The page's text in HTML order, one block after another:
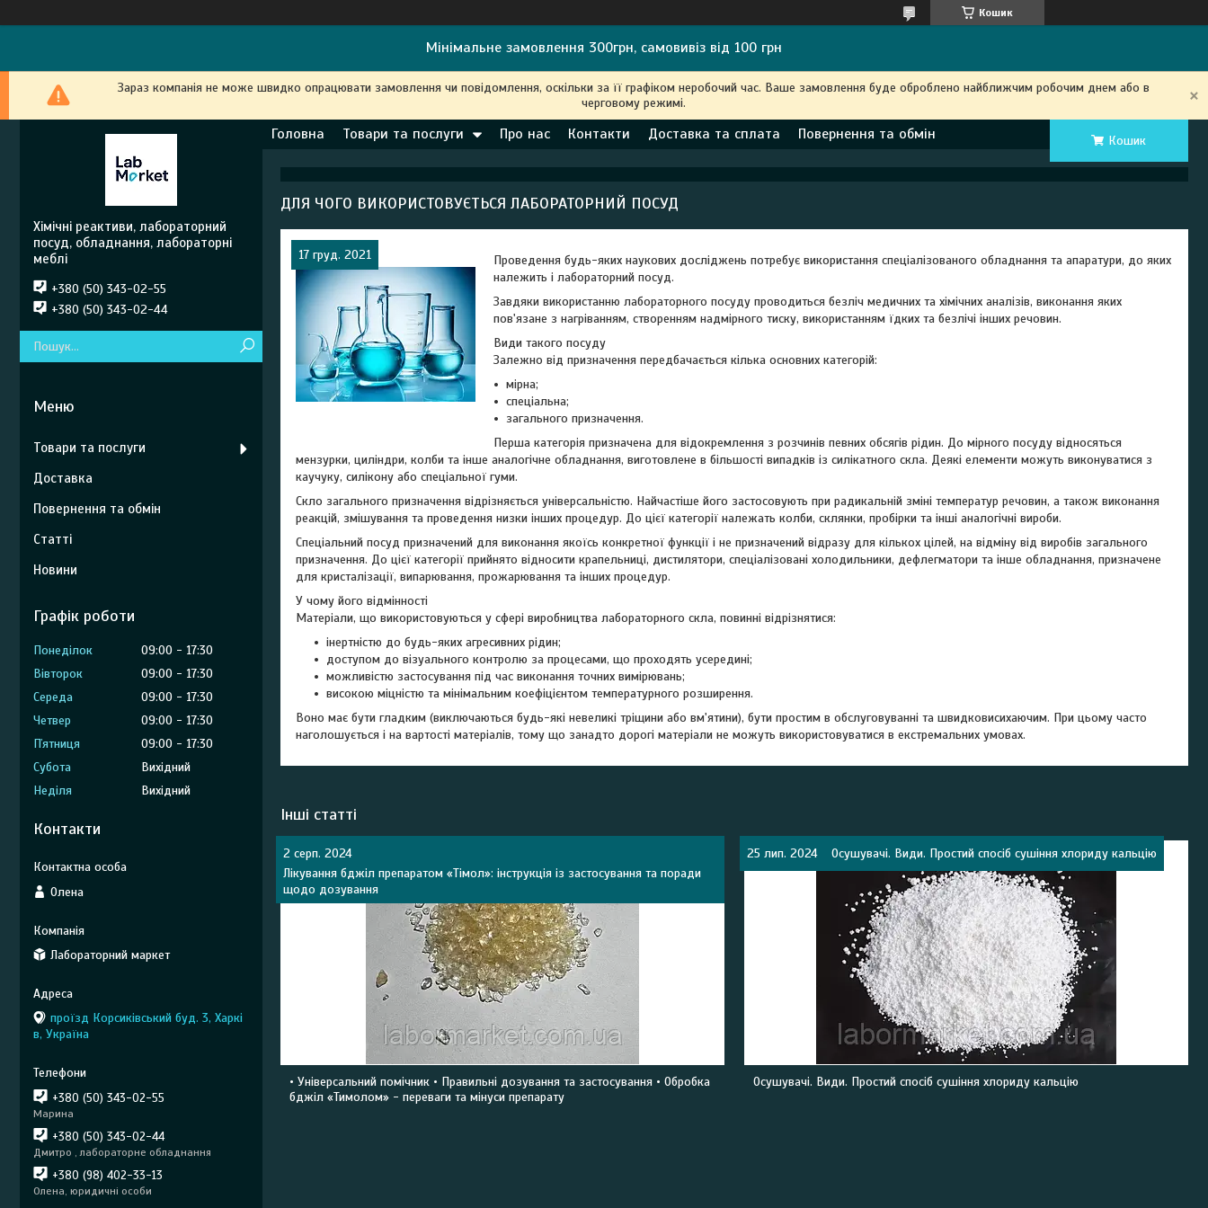
Кошик
Мінімальне замовлення 300грн, самовивіз від 100 грн
Зараз компанія не може швидко опрацювати замовлення чи повідомлення, оскільки за її графіком неробочий час. Ваше замовлення буде оброблено найближчим робочим днем ​​або в
черговому режимі.
Головна Товари та послуги Про нас Контакти Доставка та сплата Повернення та обмін Кошик
ДЛЯ ЧОГО ВИКОРИСТОВУЄТЬСЯ ЛАБОРАТОРНИЙ ПОСУД
17 груд. 2021
Проведення будь-яких наукових досліджень потребує використання спеціалізованого обладнання та апаратури, до яких
належить і лабораторний посуд.
Завдяки використанню лабораторного посуду проводиться безліч медичних та хімічних аналізів, виконання яких
пов'язане з нагріванням, створенням надмірного тиску, використанням їдких та безлічі інших речовин.
Види такого посуду
Залежно від призначення передбачається кілька основних категорій:
мірна;
спеціальна;
загального призначення.
Перша категорія призначена для відокремлення з розчинів певних обсягів рідин. До мірного посуду відносяться
мензурки, циліндри, колби та інше аналогічне обладнання, виготовлене в більшості випадків із силікатного скла. Деякі елементи можуть виконуватися з
каучуку, силікону або спеціальної гуми.
Скло загального призначення відрізняється універсальністю. Найчастіше його застосовують при радикальній зміні температур речовин, а також виконання
реакцій, змішування та проведення низки інших процедур. До цієї категорії належать колби, склянки, пробірки та інші аналогічні вироби.
Спеціальний посуд призначений для виконання якоїсь конкретної функції і не призначений відразу для кількох цілей, на відміну від виробів загального
призначення. До цієї категорії прийнято відносити крапельниці, дистилятори, спеціалізовані холодильники, дефлегматори та інше обладнання, призначене
для кристалізації, випарювання, прожарювання та інших процедур.
У чому його відмінності
Матеріали, що використовуються у сфері виробництва лабораторного скла, повинні відрізнятися:
інертністю до будь-яких агресивних рідин;
доступом до візуального контролю за процесами, що проходять усередині;
можливістю застосування під час виконання точних вимірювань;
високою міцністю та мінімальним коефіцієнтом температурного розширення.
Воно має бути гладким (виключаються будь-які невеликі тріщини або вм'ятини), бути простим в обслуговуванні та швидковисихаючим. При цьому часто
наголошується і на вартості матеріалів, тому що занадто дорогі матеріали не можуть використовуватися в екстремальних умовах.
Інші статті
2 серп. 2024
Лікування бджіл препаратом «Тімол»: інструкція із застосування та поради
щодо дозування
• Універсальний помічник • Правильні дозування та застосування • Обробка
бджіл «Тимолом» - переваги та мінуси препарату
25 лип. 2024 Осушувачі. Види. Простий спосіб сушіння хлориду кальцію
Осушувачі. Види. Простий спосіб сушіння хлориду кальцію
Хімічні реактиви, лабораторний
посуд, обладнання, лабораторні
меблі
+380 (50) 343-02-55
+380 (50) 343-02-44
Товари та послуги
Доставка
Повернення та обмін
Статті
Новини
Графік роботи
Понеділок 09:00
17:30
Вівторок
09:00
17:30
Середа
09:00
17:30
Четвер
09:00
17:30
Пʼятниця
09:00
17:30
Субота
Вихідний
Неділя
Вихідний
Контакти
Олена
Лабораторний маркет
проїзд Корсиківський буд. 3, Харкі
в, Україна
+380 (50) 343-02-55
Марина
+380 (50) 343-02-44
Дмитро , лабораторне обладнання
+380 (98) 402-33-13
Олена, юридичні особи